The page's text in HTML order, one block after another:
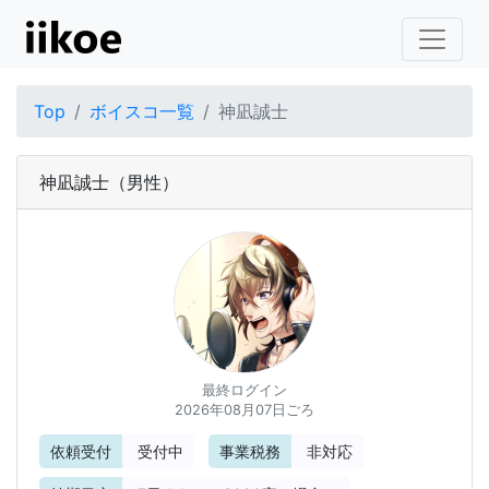
Top ボイスコ一覧 神凪誠士
神凪誠士 （男性）
最終ログイン
2026年08月07日ごろ
依頼受付 受付中 事業税務 非対応